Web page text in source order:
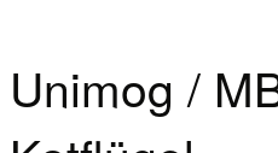
Unimog /